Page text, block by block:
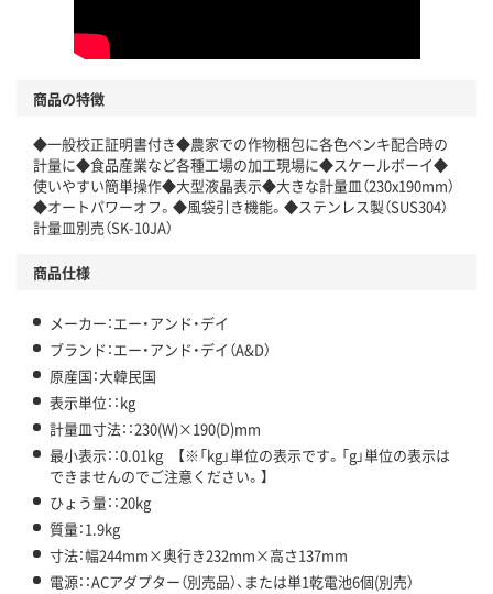
商品の特徴
◆一般校正証明書付き◆農家での作物梱包に各色ペンキ配合時の
計量に◆食品産業など各種工場の加工現場に◆スケールボーイ◆
使いやすい簡単操作◆大型液晶表示◆大きな計量皿（230x190mm）
◆オートパワーオフ。◆風袋引き機能。◆ステンレス製（SUS304）
計量皿別売（SK-10JA）
商品仕様
メーカー：エー・アンド・デイ
ブランド：エー・アンド・デイ（A&D）
原産国：大韓民国
表示単位：：kg
計量皿寸法：：230(W)×190(D)mm
最小表示：：0.01kg 【※「kg」単位の表示です。「g」単位の表示は
できませんのでご注意ください。】
ひょう量：：20kg
質量：1.9kg
寸法：幅244mm×奥行き232mm×高さ137mm
電源：：ACアダプター（別売品）、または単1乾電池6個(別売）